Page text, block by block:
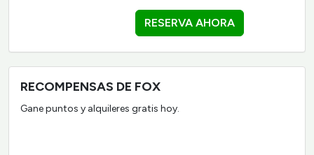
RESERVA AHORA
RECOMPENSAS DE FOX
Gane puntos y alquileres gratis hoy.